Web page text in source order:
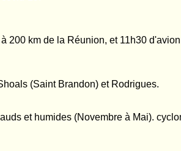
200 km de la Réunion, et 11h30
(Saint Brandon) et Rodrigues.
et humides (Novembre à Mai).